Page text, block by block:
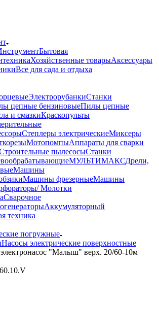
Бытовая
Хозяйственные товарыАксессуары
Все для сада и отдыха
ЭлектрорубанкиСтанки
цепные бензиновыеПилы цепные
и смазкиКраскопульты
Степлеры электрическиеМиксеры
МотопомпыАппараты для сварки
пылесосыСтанки
МУЛЬТИМАКСДрели,
Машины
Машины фрезерныеМашины
Молотки
Сварочное
Аккумуляторный
техника
погружные
Насосы электрические поверхностные
"Малыш" верх. 20/60-10м